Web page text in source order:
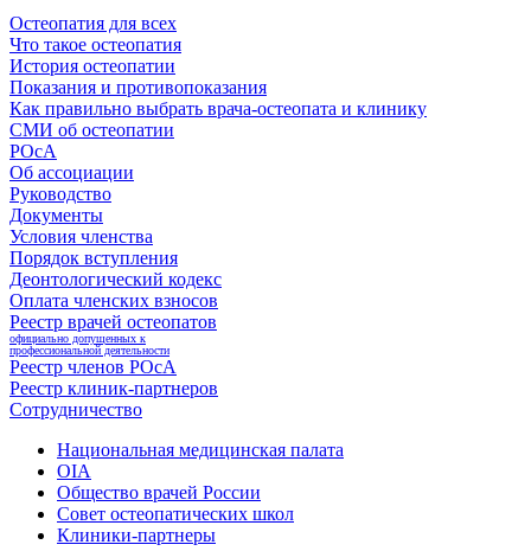
Остеопатия для всех
Что такое остеопатия
История остеопатии
Показания и противопоказания
Как правильно выбрать врача-остеопата и клинику
СМИ об остеопатии
РОсА
Об ассоциации
Руководство
Документы
Условия членства
Порядок вступления
Деонтологический кодекс
Оплата членских взносов
Реестр врачей остеопатов
официально допущенных к
профессиональной деятельности
Реестр членов РОсА
Реестр клиник-партнеров
Сотрудничество
Национальная медицинская палата
OIA
Общество врачей России
Совет остеопатических школ
Клиники-партнеры